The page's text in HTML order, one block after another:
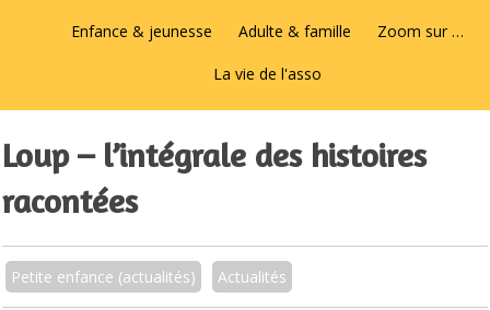
Enfance & jeunesse Adulte & famille Zoom sur …
La vie de l'asso
Loup – l’intégrale des histoires
racontées
Petite enfance (actualités) Actualités